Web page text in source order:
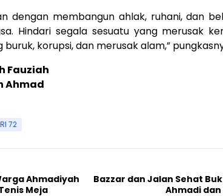
dengan membangun ahlak, ruhani, dan
Hindari segala sesuatu yang merusak
korupsi, dan merusak alam,”
Fauziah
Ahmad
72
Ahmadiyah
Meja
Bazzar dan Jalan Sehat
Ahmadi